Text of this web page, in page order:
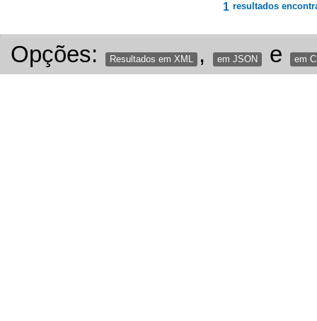
1 resultados
Opções: Resultados em XML , em JSON e em